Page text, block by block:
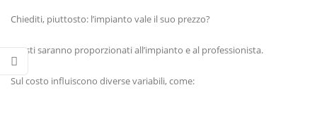
Chiediti, piuttosto: l’impianto vale il suo prezzo?
I costi saranno proporzionati all’impianto e al professionista.
Sul costo influiscono diverse variabili, come: